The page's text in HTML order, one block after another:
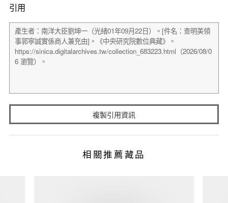
引用
複製引用資訊
相關推薦藏品